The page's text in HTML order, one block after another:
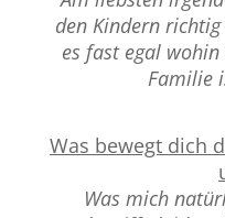
den Kindern
es fast egal
Familie
Was bewegt dich
Was mich